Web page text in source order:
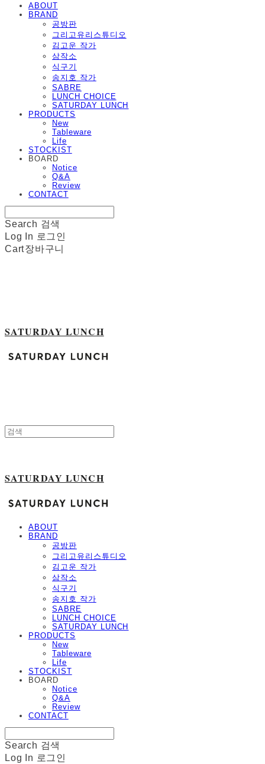
ABOUT
BRAND
공방판
그리고유리스튜디오
김고운 작가
삼작소
식구기
송지호 작가
SABRE
LUNCH CHOICE
SATURDAY LUNCH
PRODUCTS
New
Tableware
Life
STOCKIST
BOARD
Notice
Q&A
Review
CONTACT
Search 검색
Log In 로그인
Cart장바구니
SATURDAY LUNCH
SATURDAY LUNCH
ABOUT
BRAND
공방판
그리고유리스튜디오
김고운 작가
삼작소
식구기
송지호 작가
SABRE
LUNCH CHOICE
SATURDAY LUNCH
PRODUCTS
New
Tableware
Life
STOCKIST
BOARD
Notice
Q&A
Review
CONTACT
Search 검색
Log In 로그인